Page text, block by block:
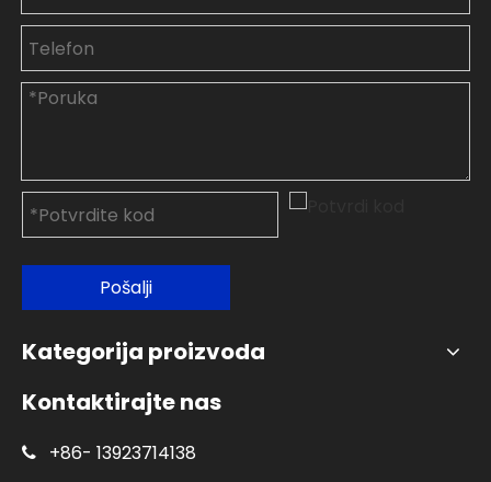
Pošalji
Kategorija proizvoda
Kontaktirajte nas
 +86- 13923714138